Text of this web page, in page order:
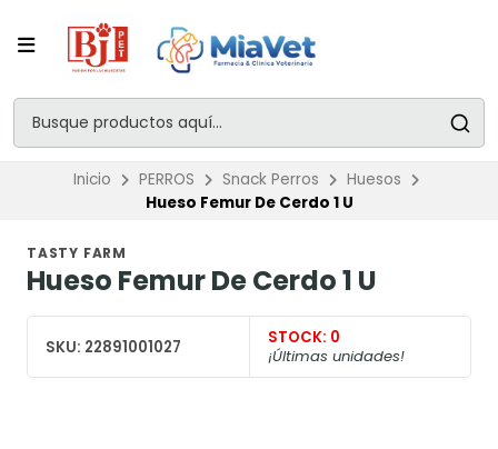
Inicio PERROS Snack Perros
Huesos
Hueso Femur De Cerdo 1 U
TASTY FARM
Hueso Femur De Cerdo 1 U
SKU: 22891001027 STOCK: 0
¡Últimas unidades!